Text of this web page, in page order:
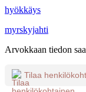
hyökkäys
myrskyjahti
Arvokkaan tiedon
Tilaa